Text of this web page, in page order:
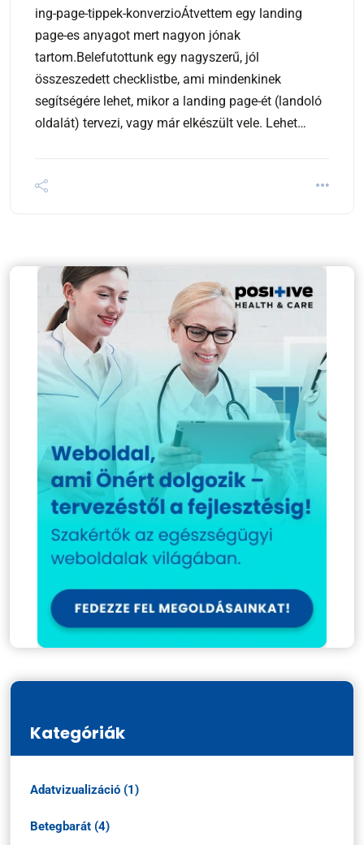
ing-page-tippek-konverzioÁtvettem egy landing
page-es anyagot mert nagyon jónak
tartom.Belefutottunk egy nagyszerű, jól
összeszedett checklistbe, ami mindenkinek
segítségére lehet, mikor a landing page-ét (landoló
oldalát) tervezi, vagy már elkészült vele. Lehet…
Kategóriák
Adatvizualizáció (1)
Betegbarát (4)